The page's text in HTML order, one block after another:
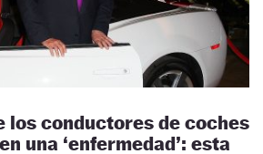
los conductores de coches
una ‘enfermedad’: esta